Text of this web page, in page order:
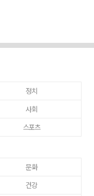
정치
사회
스포츠
문화
건강